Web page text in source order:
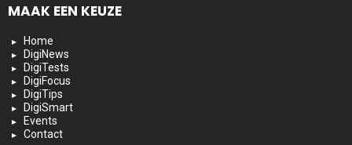
MAAK EEN KEUZE
Home
DigiNews
DigiTests
DigiFocus
DigiTips
DigiSmart
Events
Contact